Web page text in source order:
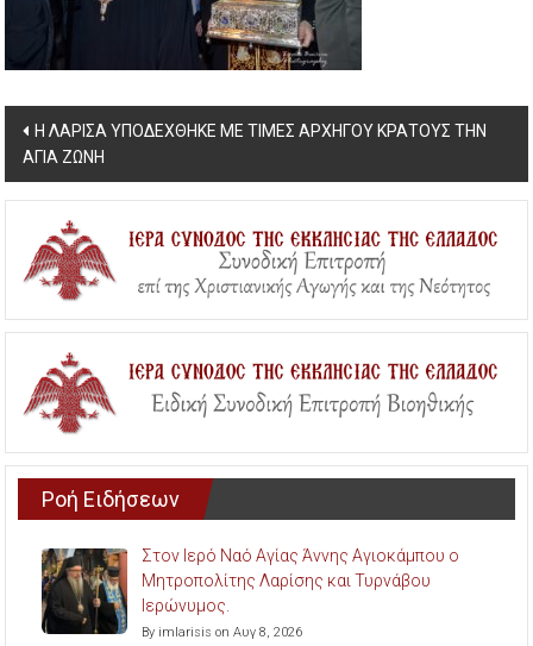
Post
navigation
Η ΛΑΡΙΣΑ ΥΠΟΔΕΧΘΗΚΕ ΜΕ ΤΙΜΕΣ ΑΡΧΗΓΟΥ ΚΡΑΤΟΥΣ ΤΗΝ
ΑΓΙΑ ΖΩΝΗ
Ροή Ειδήσεων
Στον Ιερό Ναό Αγίας Άννης Αγιοκάμπου ο
Μητροπολίτης Λαρίσης και Τυρνάβου
Ιερώνυμος.
By imlarisis on Αυγ 8, 2026